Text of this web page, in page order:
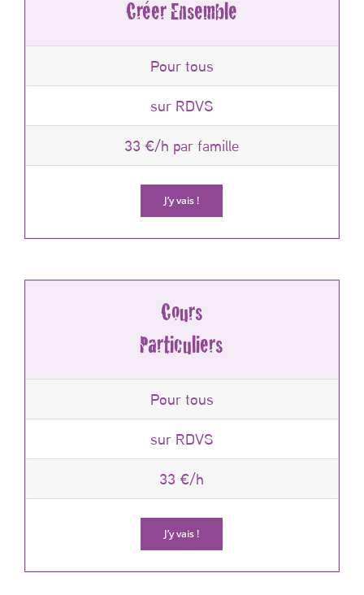
Créer Ensemble
Pour tous
sur RDVS
33 €/h par famille
J’y vais !
Cours
Particuliers
Pour tous
sur RDVS
33 €/h
J’y vais !